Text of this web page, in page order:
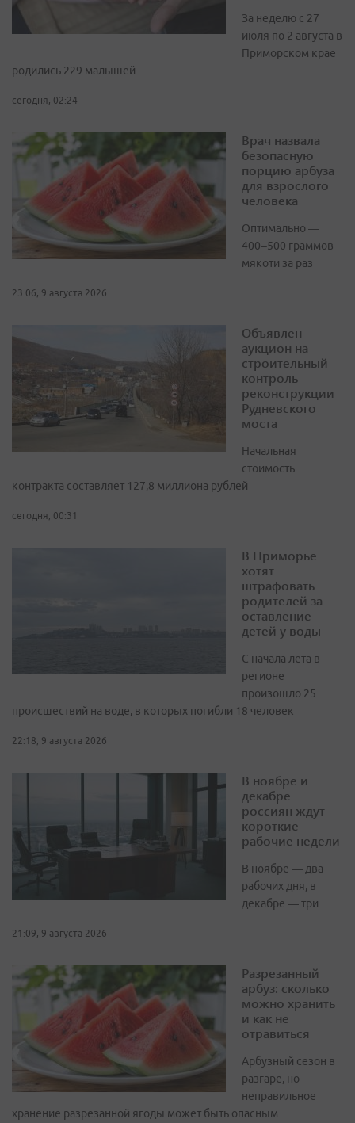
За неделю с 27
июля по 2 августа в
Приморском крае
родились 229 малышей
сегодня, 02:24
Врач назвала
безопасную
порцию арбуза
для взрослого
человека
Оптимально —
400–500 граммов
мякоти за раз
23:06, 9 августа 2026
Объявлен
аукцион на
строительный
контроль
реконструкции
Рудневского
моста
Начальная
стоимость
контракта составляет 127,8 миллиона рублей
сегодня, 00:31
В Приморье
хотят
штрафовать
родителей за
оставление
детей у воды
С начала лета в
регионе
произошло 25
происшествий на воде, в которых погибли 18 человек
22:18, 9 августа 2026
В ноябре и
декабре
россиян ждут
короткие
рабочие недели
В ноябре — два
рабочих дня, в
декабре — три
21:09, 9 августа 2026
Разрезанный
арбуз: сколько
можно хранить
и как не
отравиться
Арбузный сезон в
разгаре, но
неправильное
хранение разрезанной ягоды может быть опасным